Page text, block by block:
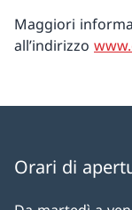
Maggiori
all’indirizzo
Orari di